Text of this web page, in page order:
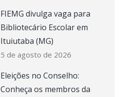
FIEMG divulga vaga para
Bibliotecário Escolar em
Ituiutaba (MG)
5 de agosto de 2026
Eleições no Conselho:
Conheça os membros da